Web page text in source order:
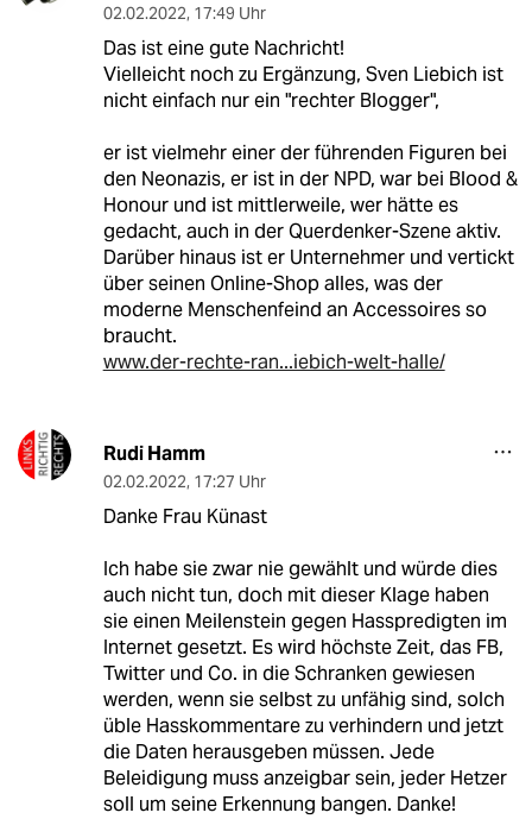
02.02.2022, 17:49 Uhr
Das ist eine gute Nachricht!
Vielleicht noch zu Ergänzung, Sven Liebich ist
nicht einfach nur ein "rechter Blogger",
er ist vielmehr einer der führenden Figuren bei
den Neonazis, er ist in der NPD, war bei Blood &
Honour und ist mittlerweile, wer hätte es
gedacht, auch in der Querdenker-Szene aktiv.
Darüber hinaus ist er Unternehmer und vertickt
über seinen Online-Shop alles, was der
moderne Menschenfeind an Accessoires so
braucht.
www.der-rechte-ran...iebich-welt-halle/
Rudi Hamm
02.02.2022, 17:27 Uhr
Danke Frau Künast
Ich habe sie zwar nie gewählt und würde dies
auch nicht tun, doch mit dieser Klage haben
sie einen Meilenstein gegen Hasspredigten im
Internet gesetzt. Es wird höchste Zeit, das FB,
Twitter und Co. in die Schranken gewiesen
werden, wenn sie selbst zu unfähig sind, solch
üble Hasskommentare zu verhindern und jetzt
die Daten herausgeben müssen. Jede
Beleidigung muss anzeigbar sein, jeder Hetzer
soll um seine Erkennung bangen. Danke!